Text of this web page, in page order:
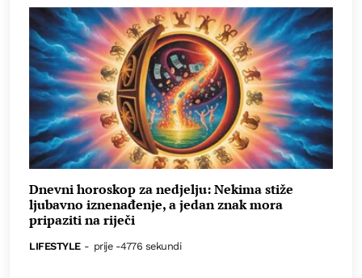
Dnevni horoskop za nedjelju: Nekima stiže
ljubavno iznenađenje, a jedan znak mora
pripaziti na riječi
LIFESTYLE - prije -4776 sekundi